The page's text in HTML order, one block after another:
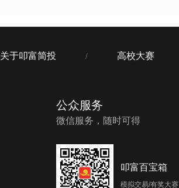
关于叩富简投 / 高校大赛
公众服务
微信服务，随时可得
叩富百宝箱
模拟交易/有奖大赛